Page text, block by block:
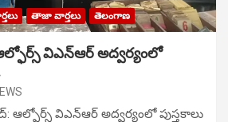
తాజా వార్తలు తెలంగాణ
విఎన్ఆర్ అద్వర్యంలో
విఎన్ఆర్ అద్వర్యంలో పుస్తకాలు